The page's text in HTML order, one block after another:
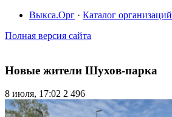
Выкса.Орг · Каталог организаций
Полная версия сайта
Новые жители Шухов-парка
8 июля, 17:02 2 496